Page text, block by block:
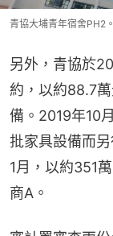
青協大埔青年宿舍PH2
另外，青協於
約，以約88.7
備。2019年10
批家具設備而
1月，以約351
商A。